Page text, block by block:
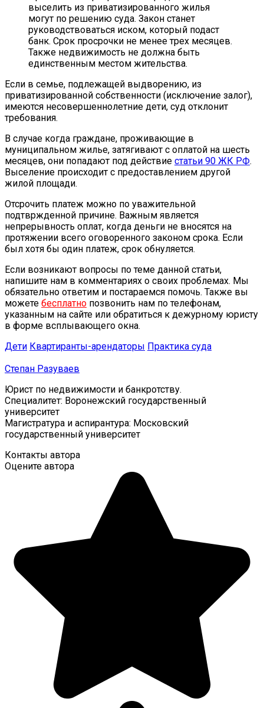
выселить из приватизированного жилья
могут по решению суда. Закон станет
руководствоваться иском, который подаст
банк. Срок просрочки не менее трех месяцев.
Также недвижимость не должна быть
единственным местом жительства.
Если в семье, подлежащей выдворению, из
приватизированной собственности (исключение залог),
имеются несовершеннолетние дети, суд отклонит
требования.
В случае когда граждане, проживающие в
муниципальном жилье, затягивают с оплатой на шесть
месяцев, они попадают под действие статьи 90 ЖК РФ.
Выселение происходит с предоставлением другой
жилой площади.
Отсрочить платеж можно по уважительной
подтвржденной причине. Важным является
непрерывность оплат, когда деньги не вносятся на
протяжении всего оговоренного законом срока. Если
был хотя бы один платеж, срок обнуляется.
Если возникают вопросы по теме данной статьи,
напишите нам в комментариях о своих проблемах. Мы
обязательно ответим и постараемся помочь. Также вы
можете бесплатно позвонить нам по телефонам,
указанным на сайте или обратиться к дежурному юристу
в форме всплывающего окна.
Дети Квартиранты-арендаторы Практика суда
Степан Разуваев
Юрист по недвижимости и банкротству.
Специалитет: Воронежский государственный
университет
Магистратура и аспирантура: Московский
государственный университет
Контакты автора
Оцените автора